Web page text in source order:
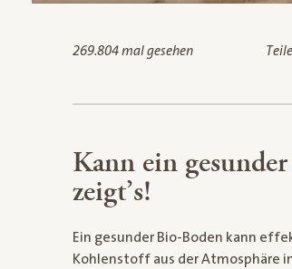
269.804 mal gesehen
Kann ein
zeigt’s!
Ein gesunder Bio-Boden kann
Kohlenstoff aus der Atmosphäre